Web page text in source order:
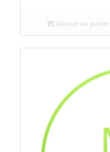
Ajouter au panier